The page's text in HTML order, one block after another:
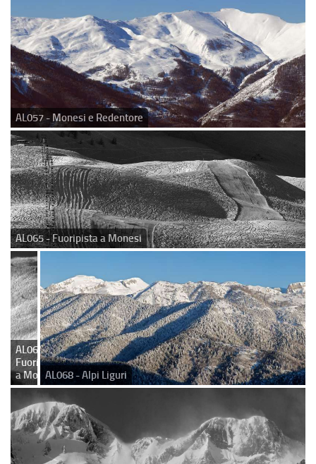
AL057 - Monesi e Redentore
AL065 - Fuoripista a Monesi
AL066 -
Fuoripista
a MonesiAL068 - Alpi Liguri